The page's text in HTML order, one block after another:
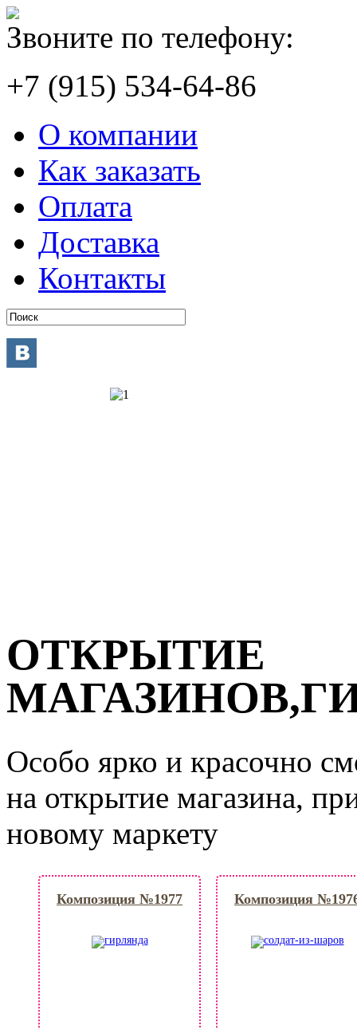
Звоните по телефону:
+7 (915) 534-64-86
О компании
Как заказать
Оплата
Доставка
Контакты
ОТКРЫТИЕ
Особо ярко и красочно
на открытие магазина,
новому маркету
Композиция №1977 Композиция